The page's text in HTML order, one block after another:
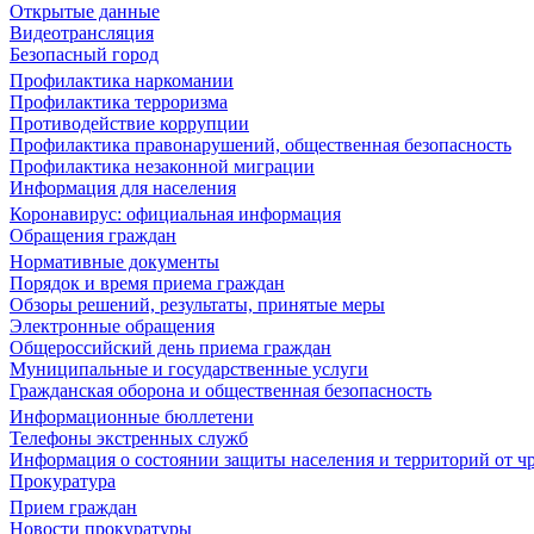
Открытые данные
Видеотрансляция
Безопасный город
Профилактика наркомании
Профилактика терроризма
Противодействие коррупции
Профилактика правонарушений, общественная безопасность
Профилактика незаконной миграции
Информация для населения
Коронавирус: официальная информация
Обращения граждан
Нормативные документы
Порядок и время приема граждан
Обзоры решений, результаты, принятые меры
Электронные обращения
Общероссийский день приема граждан
Муниципальные и государственные услуги
Гражданская оборона и общественная безопасность
Информационные бюллетени
Телефоны экстренных служб
Информация о состоянии защиты населения и территорий от
Прокуратура
Прием граждан
Новости прокуратуры